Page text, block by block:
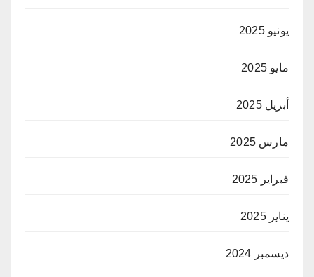
يونيو 2025
مايو 2025
أبريل 2025
مارس 2025
فبراير 2025
يناير 2025
ديسمبر 2024